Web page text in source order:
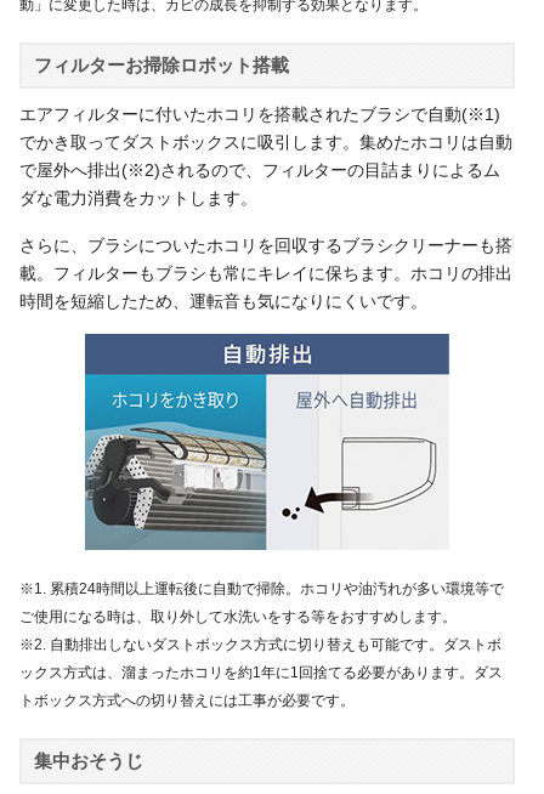
動」に変更した時は、カビの成長を抑制する効果となります。
フィルターお掃除ロボット搭載
エアフィルターに付いたホコリを搭載されたブラシで自動(※1)
でかき取ってダストボックスに吸引します。集めたホコリは自動
で屋外へ排出(※2)されるので、フィルターの目詰まりによるム
ダな電力消費をカットします。
さらに、ブラシについたホコリを回収するブラシクリーナーも搭
載。フィルターもブラシも常にキレイに保ちます。ホコリの排出
時間を短縮したため、運転音も気になりにくいです。
※1. 累積24時間以上運転後に自動で掃除。ホコリや油汚れが多い環境等で
ご使用になる時は、取り外して水洗いをする等をおすすめします。
※2. 自動排出しないダストボックス方式に切り替えも可能です。ダストボ
ックス方式は、溜まったホコリを約1年に1回捨てる必要があります。ダス
トボックス方式への切り替えには工事が必要です。
集中おそうじ